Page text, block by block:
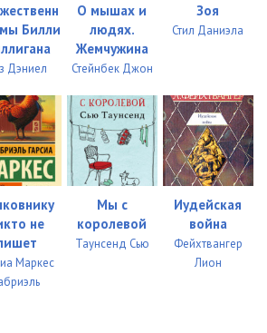
Билли
Дэниел
О мышах и
людях.
Жемчужина
Стейнбек Джон
Зоя
Стил Даниэла
не
Маркес
Мы с
королевой
Таунсенд Сью
Иудейская
война
Фейхтвангер
Лион